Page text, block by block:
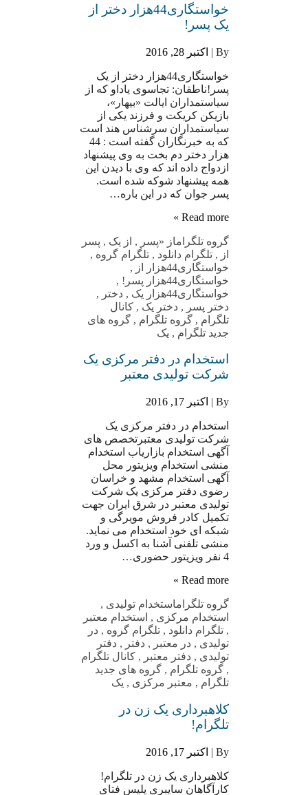
خواستگاری44هزار دختر از
یک پسر!
By | اکتبر 28, 2016
خواستگاری44هزار دختر از یک
پسر!ناطقان: تجاسوی یاداو که از
سیاستمداران ایالت «بیهار»،
بازیکن کریکت و فرزند یکی از
سیاستمداران سرشناس هند است
که به خبرنگاران گفته است : 44
هزار دختر دم بخت به وی پیشنهاد
ازدواج داده اند که وی با دیدن این
همه پیشنهاد شوکه شده است.
پسر جوان که در این باره…
Read more »
گروه تلگراماز «پسر , از یک , پسر
از , تلگرام دانلود , تلگرام گروه ,
خواستگاری44هزار از
,
خواستگاری44هزار پسر!
,
خواستگاری44هزار یک
, دختر ,
دختر پسر , دختر یک , کانال
تلگرام , گروه تلگرام , گروه های
جدید تلگرام , یک
استخدام در دفتر مرکزی یک
شرکت تولیدی معتبر
By | اکتبر 17, 2016
استخدام در دفتر مرکزی یک
شرکت تولیدی معتبرتخصص های
آگهی استخدام بازاریاب استخدام
منشی استخدام ویزیتور محل
آگهی استخدام مشهد و خراسان
رضوی دفتر مرکزی یک شرکت
تولیدی معتبر در شرق ایران جهت
تکمیل کادر فروش مویرگی و
شبکه ای خود استخدام می نماید.
منشی تلفنی آشنا به اکسل و ورد
4 نفر ویزیتور حضوری…
Read more »
گروه تلگراماستخدام تولیدی ,
استخدام مرکزی , استخدام معتبر
, تلگرام دانلود , تلگرام گروه , در
تولیدی , در معتبر , دفتر , دفتر
تولیدی , دفتر معتبر , کانال تلگرام
, گروه تلگرام , گروه های جدید
تلگرام , معتبر مرکزی , یک
کلاهبرداری یک زن در
تلگرام!
By | اکتبر 17, 2016
کلاهبرداری یک زن در تلگرام!
کارآگاهان سایبری پلیس فتای